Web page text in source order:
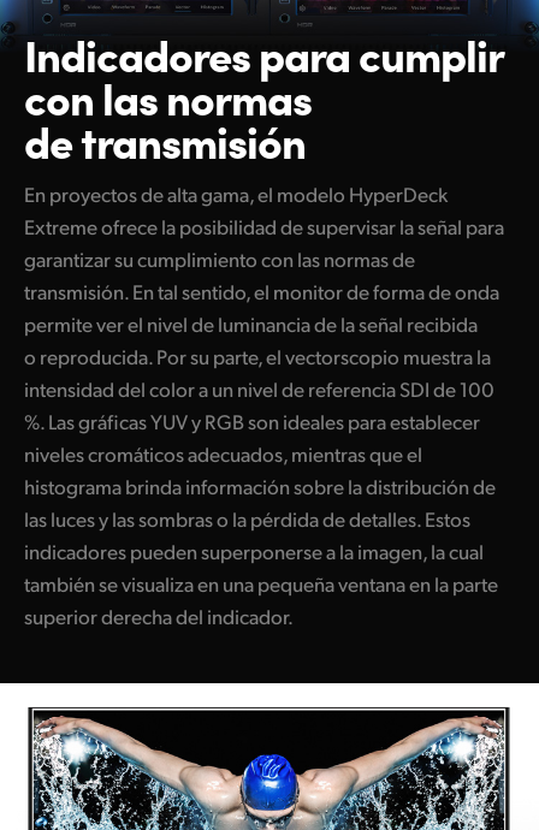
Indicadores para cumplir
con las normas
de transmisión
En proyectos de alta gama, el modelo HyperDeck
Extreme ofrece la posibilidad de supervisar la señal para
garantizar su cumplimiento con las normas de
transmisión. En tal sentido, el monitor de forma de onda
permite ver el nivel de luminancia de la señal recibida
o reproducida. Por su parte, el vectorscopio muestra la
intensidad del color a un nivel de referencia SDI de 100
%. Las gráficas YUV y RGB son ideales para establecer
niveles cromáticos adecuados, mientras que el
histograma brinda información sobre la distribución de
las luces y las sombras o la pérdida de detalles. Estos
indicadores pueden superponerse a la imagen, la cual
también se visualiza en una pequeña ventana en la parte
superior derecha del indicador.